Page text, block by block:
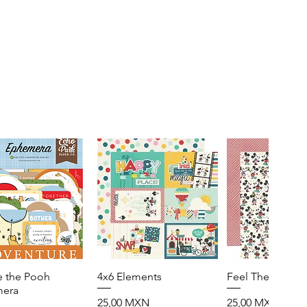
Vista rápida
the Pooh
Vista rápida
4x6 Elements
Precio
25,00 MXN
Vista
Feel The Magic
Precio
25,00 MXN